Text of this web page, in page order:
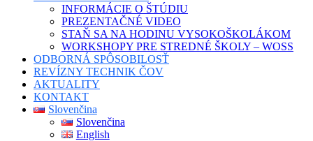
INFORMÁCIE O ŠTÚDIU
PREZENTAČNÉ VIDEO
STAŇ SA NA HODINU VYSOKOŠKOLÁKOM
WORKSHOPY PRE STREDNÉ ŠKOLY – WOSS
ODBORNÁ SPÔSOBILOSŤ
REVÍZNY TECHNIK ČOV
AKTUALITY
KONTAKT
Slovenčina
Slovenčina
English